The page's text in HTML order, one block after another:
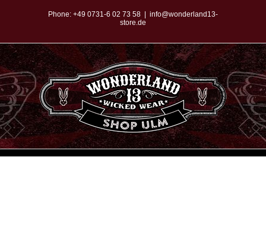
springen
Phone: +49 0731-6 02 73 58
info@wonderland13-
store.de